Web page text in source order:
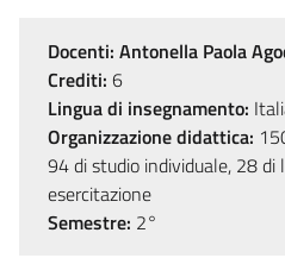
Docenti: Antonella Paola
Crediti: 6
Lingua di insegnamento:
Organizzazione didattica:
94 di studio individuale, 28
esercitazione
Semestre: 2°